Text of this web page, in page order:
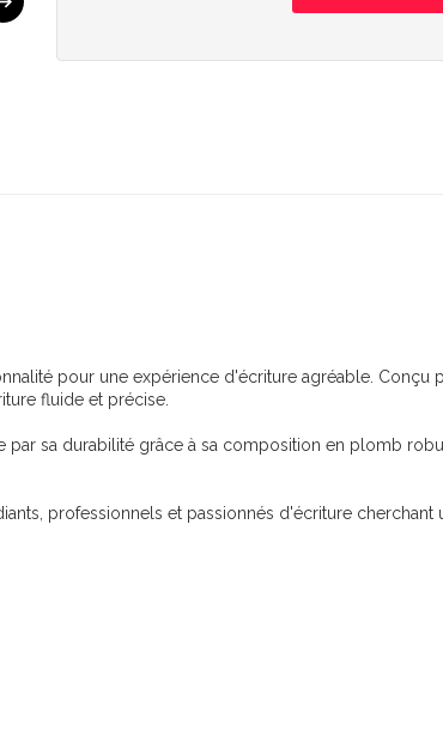
pour une expérience d'écriture agréable. Conçu
fluide et précise.
par sa durabilité grâce à sa composition en plomb
professionnels et passionnés d'écriture cherchant